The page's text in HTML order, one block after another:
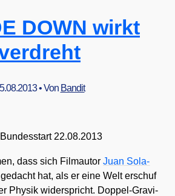
DOWN wirkt
• Von Bandit
22.08.2013
dass sich Film­au­torJuan Sol­a­
hat, als er eine Welt erschuf
Phy­sik wider­spricht. Dop­pel-Gra­vi­